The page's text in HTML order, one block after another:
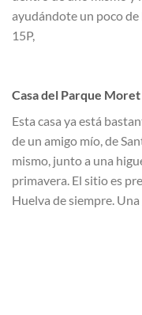
ayudándote un poco
15P,
Casa del Parque
Esta casa ya está
de un amigo mío, de
mismo, junto a una
primavera. El sitio es
Huelva de siempre.